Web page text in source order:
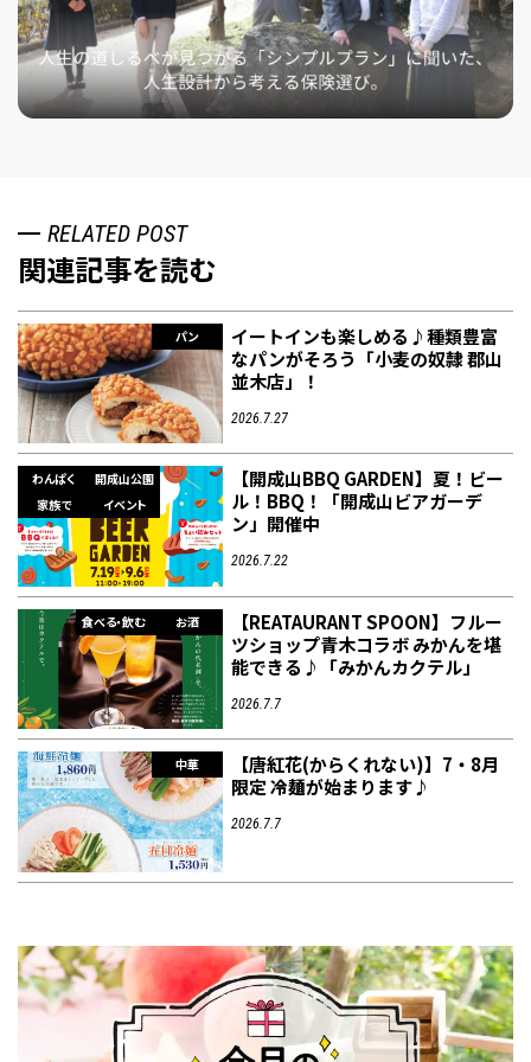
RELATED POST
関連記事を読む
パン
イートインも楽しめる♪種類豊富
なパンがそろう「小麦の奴隷 郡山
並木店」！
2026.7.27
わんぱく
開成山公園
家族で
イベント
【開成山BBQ GARDEN】夏！ビー
ル！BBQ！「開成山ビアガーデ
ン」開催中
2026.7.22
食べる・飲む お酒
【REATAURANT SPOON】フルー
ツショップ青木コラボ みかんを堪
能できる♪「みかんカクテル」
2026.7.7
中華
【唐紅花(からくれない)】7・8月
限定 冷麺が始まります♪
2026.7.7